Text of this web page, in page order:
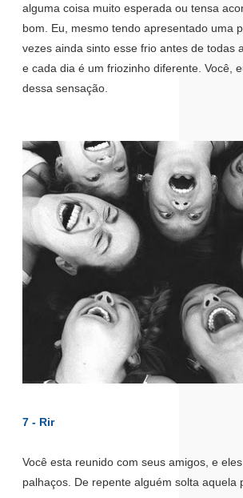
alguma coisa muito esperada ou tensa
bom. Eu, mesmo tendo apresentado uma
vezes ainda sinto esse frio antes de todas
e cada dia é um friozinho diferente. Você,
dessa sensação.
7 - Rir
Você esta reunido com seus amigos, e
palhaços. De repente alguém solta aquela